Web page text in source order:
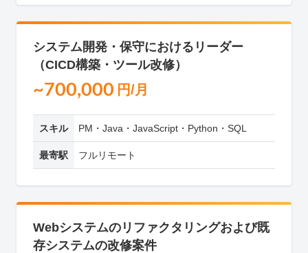
システム開発・保守におけるリーダー
（CICD構築・ツール改修）
~700,000 円/月
スキル PM・Java・JavaScript・Python・SQL
最寄駅 フルリモート
Webシステムのリファクタリングおよび既
存システムの改修案件